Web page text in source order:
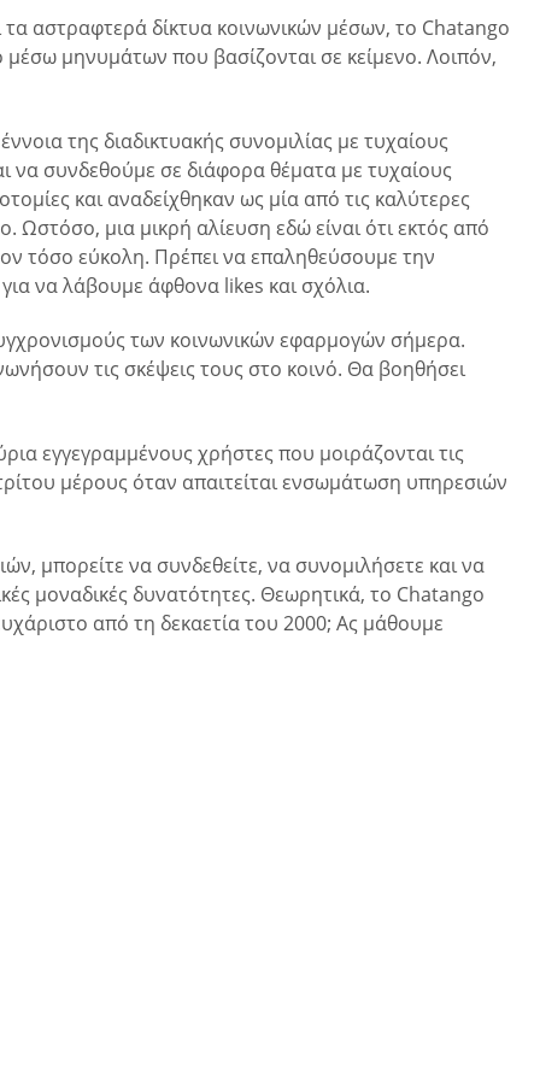
τα αστραφτερά δίκτυα κοινωνικών μέσων, το Chatango
μηνυμάτων που βασίζονται σε κείμενο. Λοιπόν,
της διαδικτυακής συνομιλίας με τυχαίους
συνδεθούμε σε διάφορα θέματα με τυχαίους
και αναδείχθηκαν ως μία από τις καλύτερες
Ωστόσο, μια μικρή αλίευση εδώ είναι ότι εκτός από
τόσο εύκολη. Πρέπει να επαληθεύσουμε την
να λάβουμε άφθονα likes και σχόλια.
των κοινωνικών εφαρμογών σήμερα.
τις σκέψεις τους στο κοινό. Θα βοηθήσει
εγγεγραμμένους χρήστες που μοιράζονται τις
μέρους όταν απαιτείται ενσωμάτωση υπηρεσιών
μπορείτε να συνδεθείτε, να συνομιλήσετε και να
μοναδικές δυνατότητες. Θεωρητικά, το Chatango
από τη δεκαετία του 2000; Ας μάθουμε